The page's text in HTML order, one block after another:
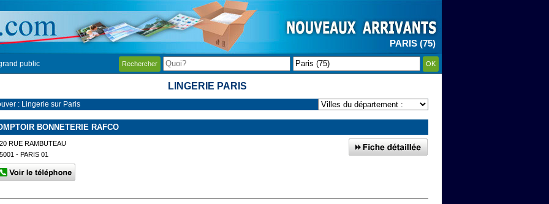
PARIS (75)
public Rechercher OK
LINGERIE PARIS
: Lingerie sur Paris
BONNETERIE RAFCO
RUE RAMBUTEAU
- PARIS 01